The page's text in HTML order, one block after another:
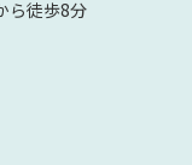
ら徒歩8分